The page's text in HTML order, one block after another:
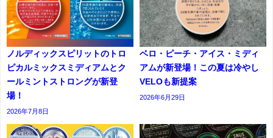
ノルディックスピリットのトロ
ピカルミックスミディアムとク
ールミントストロングが新登
場！
2026年7月8日
ベロ・ピーチ・アイス・ミディ
アムが新登場！この夏は冷やし
VELOも新提案
2026年6月29日